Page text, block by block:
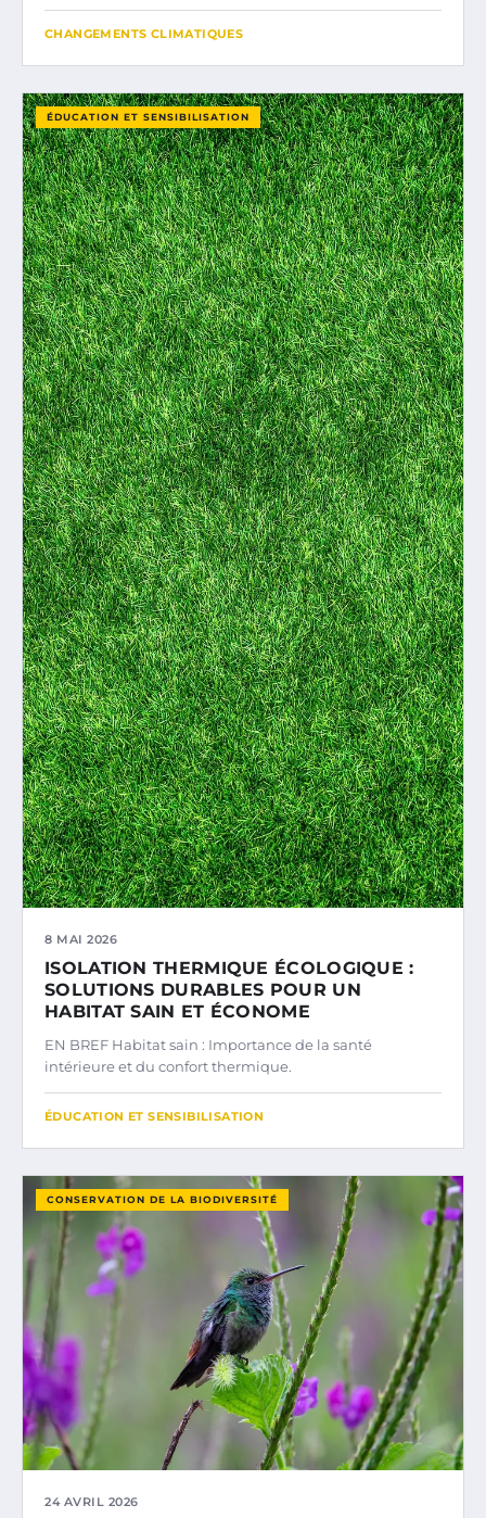
CHANGEMENTS CLIMATIQUES
ÉDUCATION ET SENSIBILISATION
8 MAI 2026
ISOLATION THERMIQUE ÉCOLOGIQUE :
SOLUTIONS DURABLES POUR UN
HABITAT SAIN ET ÉCONOME
EN BREF Habitat sain : Importance de la santé
intérieure et du confort thermique.
ÉDUCATION ET SENSIBILISATION
CONSERVATION DE LA BIODIVERSITÉ
24 AVRIL 2026